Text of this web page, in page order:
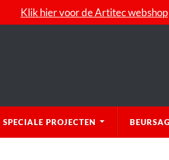
Klik hier voor de Artitec webshop
SPECIALE PROJECTEN